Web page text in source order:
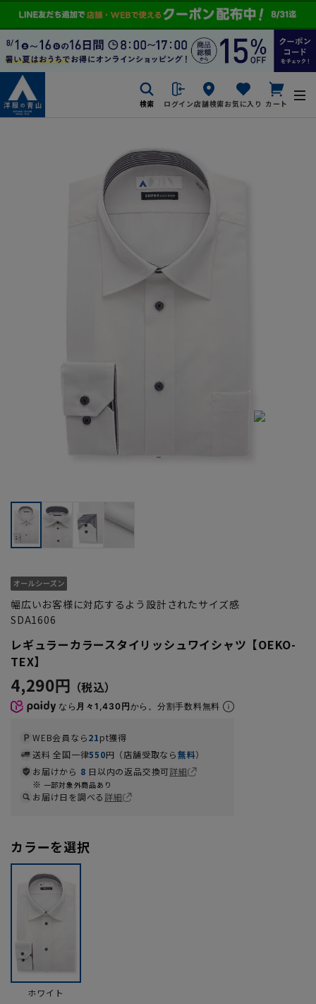
検索 ログイン店舗検索お気に入り カート
幅広いお客様に対応するよう設計されたサイズ感
SDA1606
レギュラーカラースタイリッシュワイシャツ【OEKO-
TEX】
4,290円
なら 月々1,430円から。分割手数料無料
WEB会員なら21pt獲得
送料 全国一律550円（店舗受取なら無料）
お届けから 8 日以内の返品交換可詳細
一部対象外商品あり
お届け日を調べる詳細
カラーを選択
ホワイト